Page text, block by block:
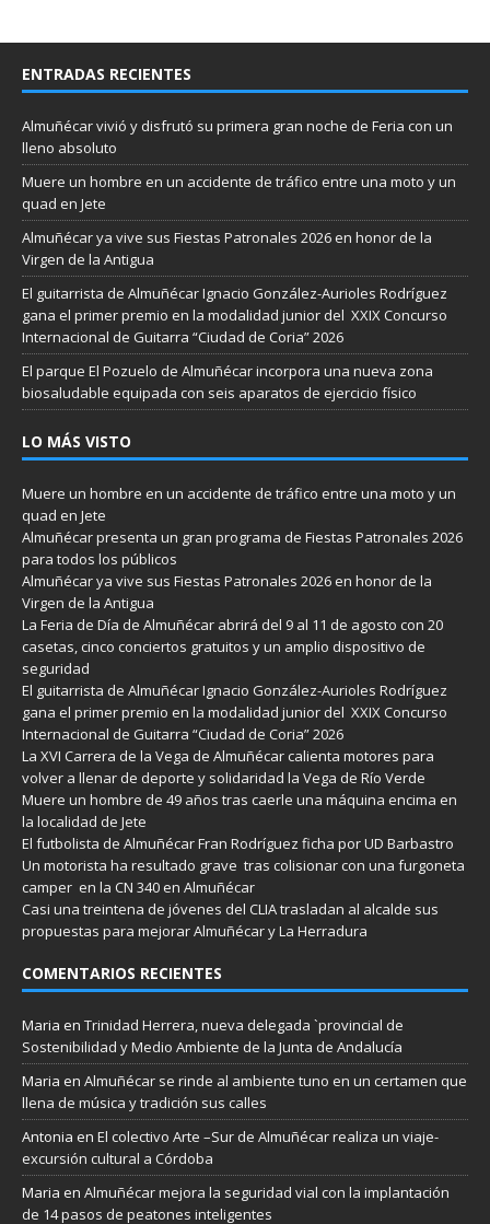
ENTRADAS RECIENTES
Almuñécar vivió y disfrutó su primera gran noche de Feria con un
lleno absoluto
Muere un hombre en un accidente de tráfico entre una moto y un
quad en Jete
Almuñécar ya vive sus Fiestas Patronales 2026 en honor de la
Virgen de la Antigua
El guitarrista de Almuñécar Ignacio González-Aurioles Rodríguez
gana el primer premio en la modalidad junior del XXIX Concurso
Internacional de Guitarra “Ciudad de Coria” 2026
El parque El Pozuelo de Almuñécar incorpora una nueva zona
biosaludable equipada con seis aparatos de ejercicio físico
LO MÁS VISTO
Muere un hombre en un accidente de tráfico entre una moto y un
quad en Jete
Almuñécar presenta un gran programa de Fiestas Patronales 2026
para todos los públicos
Almuñécar ya vive sus Fiestas Patronales 2026 en honor de la
Virgen de la Antigua
La Feria de Día de Almuñécar abrirá del 9 al 11 de agosto con 20
casetas, cinco conciertos gratuitos y un amplio dispositivo de
seguridad
El guitarrista de Almuñécar Ignacio González-Aurioles Rodríguez
gana el primer premio en la modalidad junior del XXIX Concurso
Internacional de Guitarra “Ciudad de Coria” 2026
La XVI Carrera de la Vega de Almuñécar calienta motores para
volver a llenar de deporte y solidaridad la Vega de Río Verde
Muere un hombre de 49 años tras caerle una máquina encima en
la localidad de Jete
El futbolista de Almuñécar Fran Rodríguez ficha por UD Barbastro
Un motorista ha resultado grave tras colisionar con una furgoneta
camper en la CN 340 en Almuñécar
Casi una treintena de jóvenes del CLIA trasladan al alcalde sus
propuestas para mejorar Almuñécar y La Herradura
COMENTARIOS RECIENTES
Maria en Trinidad Herrera, nueva delegada `provincial de
Sostenibilidad y Medio Ambiente de la Junta de Andalucía
Maria en Almuñécar se rinde al ambiente tuno en un certamen que
llena de música y tradición sus calles
Antonia en El colectivo Arte –Sur de Almuñécar realiza un viaje-
excursión cultural a Córdoba
Maria en Almuñécar mejora la seguridad vial con la implantación
de 14 pasos de peatones inteligentes